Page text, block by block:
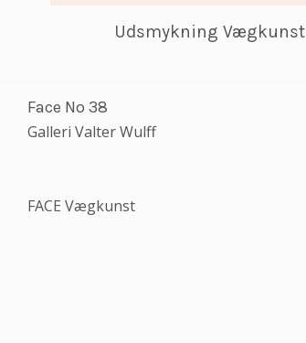
Udsmykning Vægkunst
Face No 38
Galleri Valter Wulff
FACE Vægkunst